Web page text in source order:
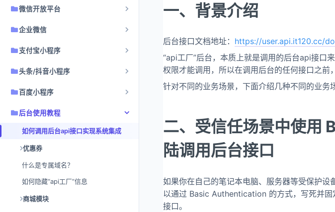
微信开放平台
企业微信
支付宝小程序
头条/抖音小程序
百度小程序
后台使用教程
如何调用后台api接口实现系统集成
优惠券
什么是专属域名？
如何隐藏“api工厂”信息
商城模块
一、背景介绍
后台接口文档地址： https://user.api.it120.cc/
“api工厂”后台，本质上就是调用的后台api接口
权限才能调用，所以在调用后台的任何接口之前
针对不同的业务场景，下面介绍几种不同的业务
二、受信任场景中使
陆调用后台接口
如果你在自己的笔记本电脑、服务器等受保护
以通过 Basic Authentication 的方式，写死并
接口。